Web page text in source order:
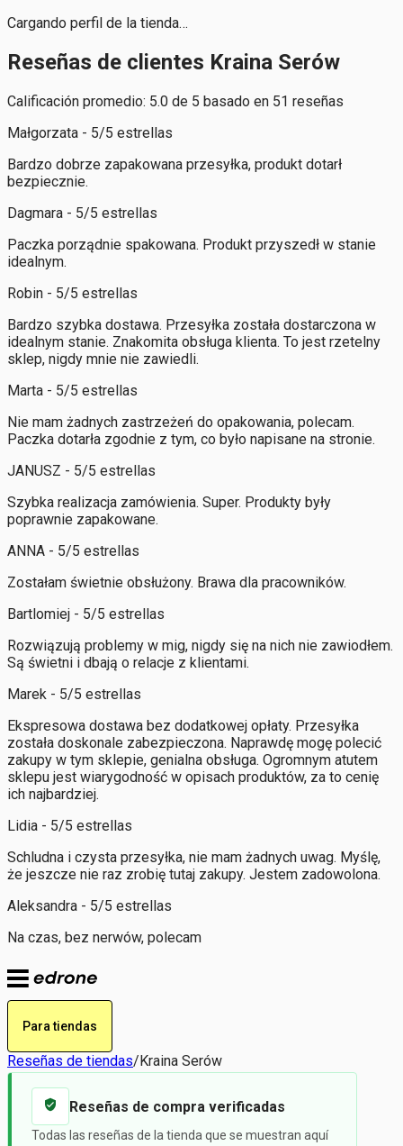
Cargando perfil de la tienda…
Reseñas de clientes Kraina Serów
Calificación promedio: 5.0 de 5 basado en 51 reseñas
Małgorzata - 5/5 estrellas
Bardzo dobrze zapakowana przesyłka, produkt dotarł
bezpiecznie.
Dagmara - 5/5 estrellas
Paczka porządnie spakowana. Produkt przyszedł w stanie
idealnym.
Robin - 5/5 estrellas
Bardzo szybka dostawa. Przesyłka została dostarczona w
idealnym stanie. Znakomita obsługa klienta. To jest rzetelny
sklep, nigdy mnie nie zawiedli.
Marta - 5/5 estrellas
Nie mam żadnych zastrzeżeń do opakowania, polecam.
Paczka dotarła zgodnie z tym, co było napisane na stronie.
JANUSZ - 5/5 estrellas
Szybka realizacja zamówienia. Super. Produkty były
poprawnie zapakowane.
ANNA - 5/5 estrellas
Zostałam świetnie obsłużony. Brawa dla pracowników.
Bartlomiej - 5/5 estrellas
Rozwiązują problemy w mig, nigdy się na nich nie zawiodłem.
Są świetni i dbają o relacje z klientami.
Marek - 5/5 estrellas
Ekspresowa dostawa bez dodatkowej opłaty. Przesyłka
została doskonale zabezpieczona. Naprawdę mogę polecić
zakupy w tym sklepie, genialna obsługa. Ogromnym atutem
sklepu jest wiarygodność w opisach produktów, za to cenię
ich najbardziej.
Lidia - 5/5 estrellas
Schludna i czysta przesyłka, nie mam żadnych uwag. Myślę,
że jeszcze nie raz zrobię tutaj zakupy. Jestem zadowolona.
Aleksandra - 5/5 estrellas
Na czas, bez nerwów, polecam
Para tiendas
Reseñas de tiendas/Kraina Serów
Reseñas de compra verificadas
Todas las reseñas de la tienda que se muestran aquí